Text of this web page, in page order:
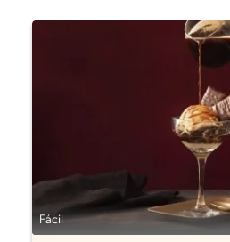
Fácil